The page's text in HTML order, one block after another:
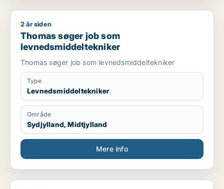
Thomas søger job som levnedsmiddeltekniker
2 år siden
Thomas søger job som
levnedsmiddeltekniker
Thomas søger job som levnedsmiddeltekniker
Type
Levnedsmiddeltekniker
Område
Sydjylland, Midtjylland
Mere info